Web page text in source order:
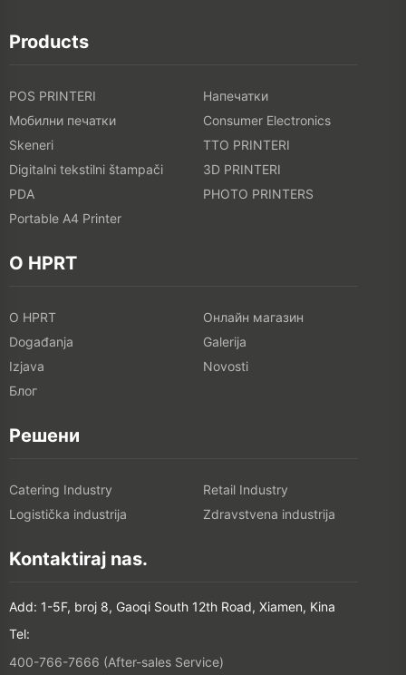
Products
POS PRINTERI
Напечатки
Мобилни печатки
Consumer Electronics
Skeneri
TTO PRINTERI
Digitalni tekstilni štampači
3D PRINTERI
PDA
PHOTO PRINTERS
Portable A4 Printer
O HPRT
O HPRT
Онлайн магазин
Događanja
Galerija
Izjava
Novosti
Блог
Решени
Catering Industry
Retail Industry
Logistička industrija
Zdravstvena industrija
Kontaktiraj nas.
Add: 1-5F, broj 8, Gaoqi South 12th Road, Xiamen, Kina
Tel:
400-766-7666 (After-sales Service)